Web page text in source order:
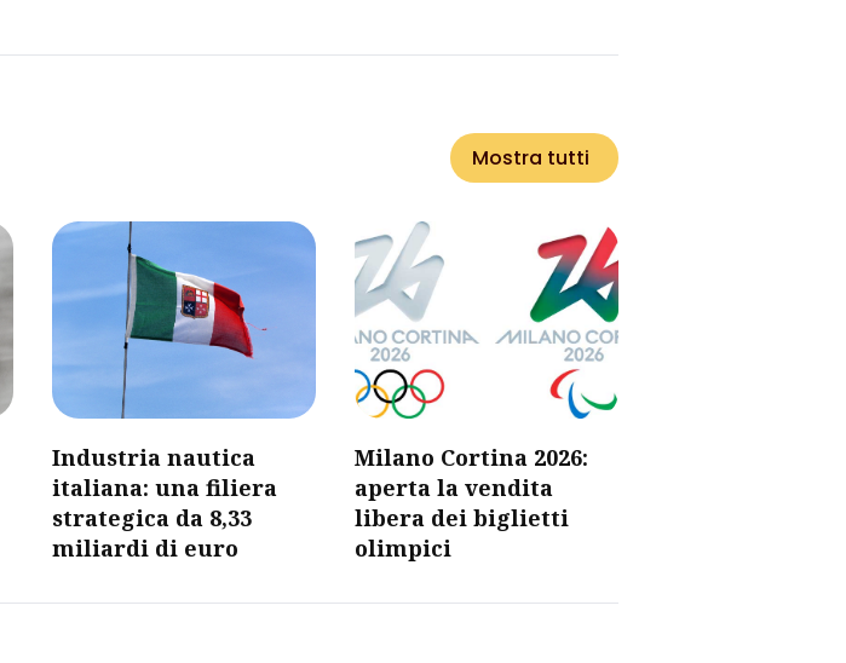
Mostra tutti
​Industria nautica
italiana: una filiera
strategica da 8,33
miliardi di euro​
Milano Cortina 2026:
aperta la vendita
libera dei biglietti
olimpici